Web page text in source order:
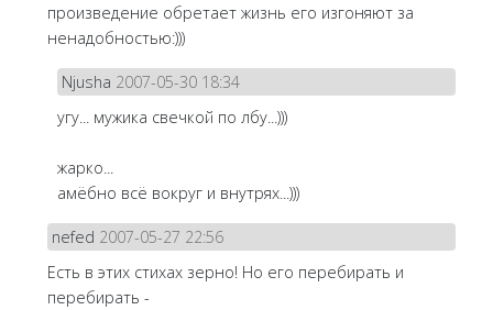
произведение обретает жизнь его изгоняют за
ненадобностью:)))
Njusha 2007-05-30 18:34
угу... мужика свечкой по лбу...)))
жарко...
амёбно всё вокруг и внутрях...)))
nefed 2007-05-27 22:56
Есть в этих стихах зерно! Но его перебирать и
перебирать -